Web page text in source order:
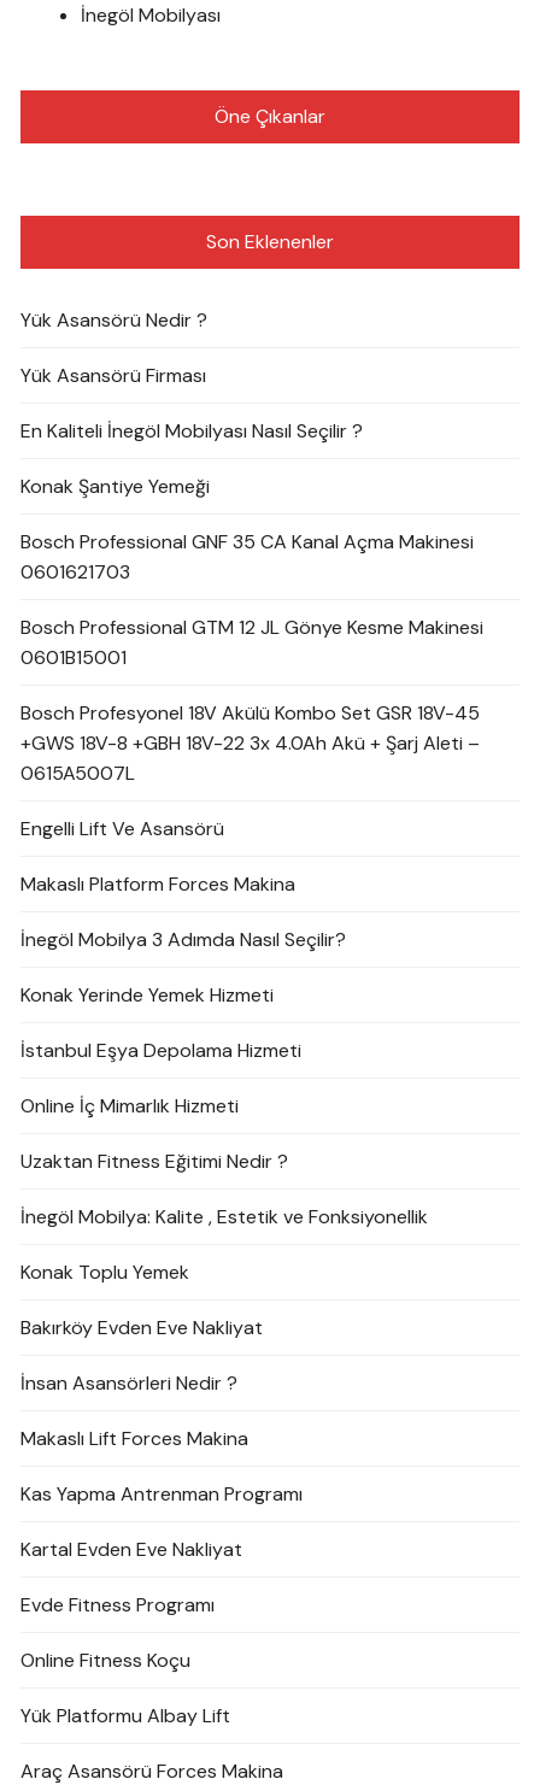
İnegöl Mobilyası
Öne Çıkanlar
Son Eklenenler
Yük Asansörü Nedir ?
Yük Asansörü Firması
En Kaliteli İnegöl Mobilyası Nasıl Seçilir ?
Konak Şantiye Yemeği
Bosch Professional GNF 35 CA Kanal Açma Makinesi
0601621703
Bosch Professional GTM 12 JL Gönye Kesme Makinesi
0601B15001
Bosch Profesyonel 18V Akülü Kombo Set GSR 18V-45
+GWS 18V-8 +GBH 18V-22 3x 4.0Ah Akü + Şarj Aleti –
0615A5007L
Engelli Lift Ve Asansörü
Makaslı Platform Forces Makina
İnegöl Mobilya 3 Adımda Nasıl Seçilir?
Konak Yerinde Yemek Hizmeti
İstanbul Eşya Depolama Hizmeti
Online İç Mimarlık Hizmeti
Uzaktan Fitness Eğitimi Nedir ?
İnegöl Mobilya: Kalite , Estetik ve Fonksiyonellik
Konak Toplu Yemek
Bakırköy Evden Eve Nakliyat
İnsan Asansörleri Nedir ?
Makaslı Lift Forces Makina
Kas Yapma Antrenman Programı
Kartal Evden Eve Nakliyat
Evde Fitness Programı
Online Fitness Koçu
Yük Platformu Albay Lift
Araç Asansörü Forces Makina